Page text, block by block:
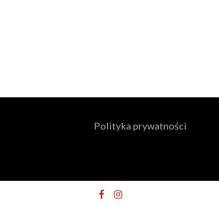
Polityka prywatności